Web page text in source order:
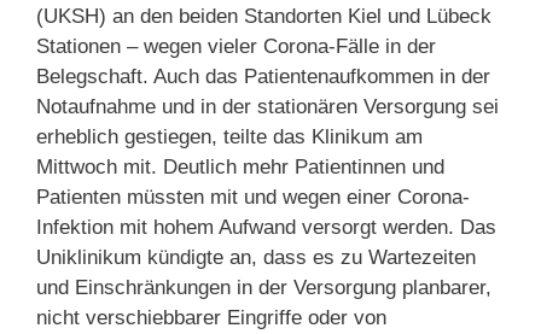
(UKSH) an den beiden Standorten Kiel und Lübeck
Stationen – wegen vieler Corona-Fälle in der
Belegschaft. Auch das Patientenaufkommen in der
Notaufnahme und in der stationären Versorgung sei
erheblich gestiegen, teilte das Klinikum am
Mittwoch mit. Deutlich mehr Patientinnen und
Patienten müssten mit und wegen einer Corona-
Infektion mit hohem Aufwand versorgt werden. Das
Uniklinikum kündigte an, dass es zu Wartezeiten
und Einschränkungen in der Versorgung planbarer,
nicht verschiebbarer Eingriffe oder von